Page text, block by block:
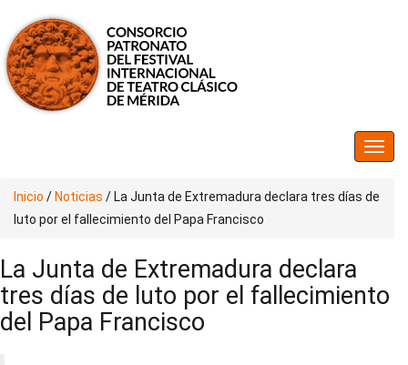
Inicio / Noticias / La Junta de Extremadura declara tres días de
luto por el fallecimiento del Papa Francisco
La Junta de Extremadura declara
tres días de luto por el fallecimiento
del Papa Francisco